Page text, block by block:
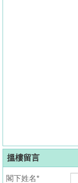
搵樓留言
閣下姓名*